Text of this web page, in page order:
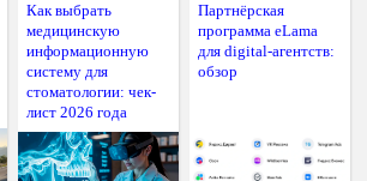
Как выбрать
медицинскую
информационную
систему для
стоматологии: чек-
лист 2026 года
Партнёрская
программа eLama
для digital-агентств:
обзор